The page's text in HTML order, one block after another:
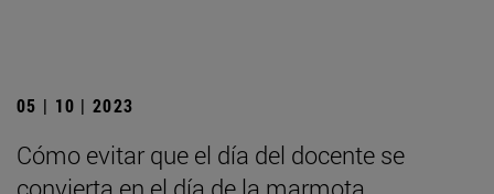
05 | 10 | 2023
Cómo evitar que el día del docente se